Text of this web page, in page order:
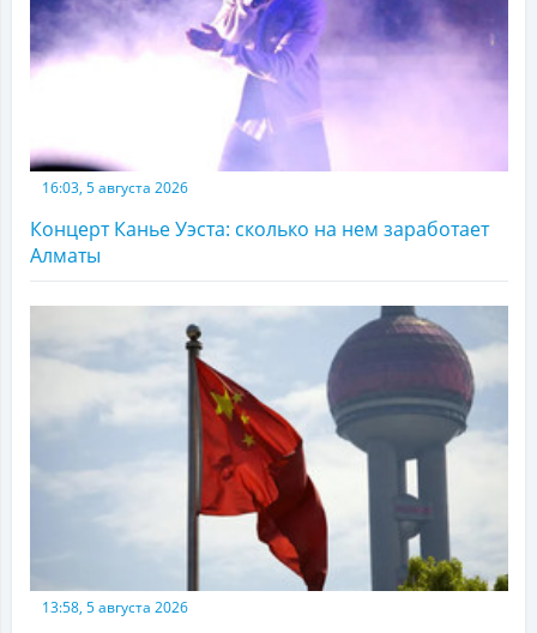
16:03, 5 августа 2026
Концерт Канье Уэста: сколько на нем заработает
Алматы
13:58, 5 августа 2026